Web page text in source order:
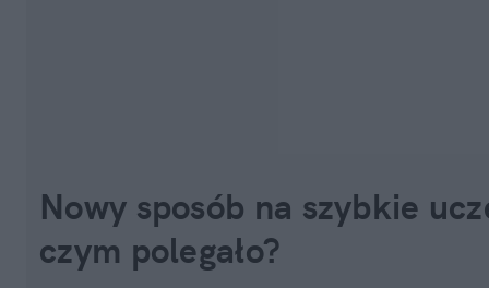
Nowy sposób na szybkie
czym polegało?